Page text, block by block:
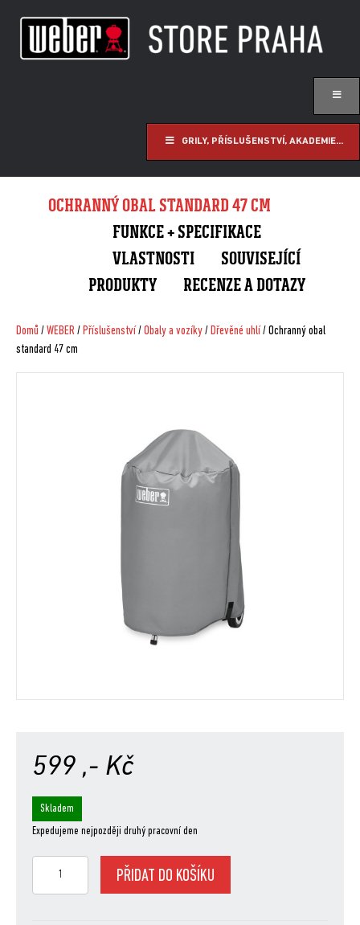
GRILY, PŘÍSLUŠENSTVÍ, AKADEMIE...
OCHRANNÝ OBAL STANDARD 47 CM
FUNKCE + SPECIFIKACE
VLASTNOSTI
SOUVISEJÍCÍ
PRODUKTY
RECENZE A DOTAZY
Domů /WEBER/ Příslušenství/Obaly a vozíky/ Dřevěné uhlí/ Ochranný obal
standard 47 cm
599 ,- Kč
Skladem
Expedujeme nejpozději druhý pracovní den
PŘIDAT DO KOŠÍKU